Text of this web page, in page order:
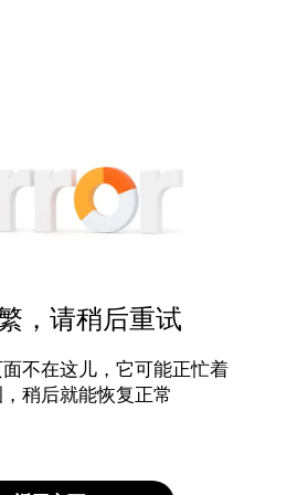
，请稍后重试
不在这儿，它可能正忙着
稍后就能恢复正常